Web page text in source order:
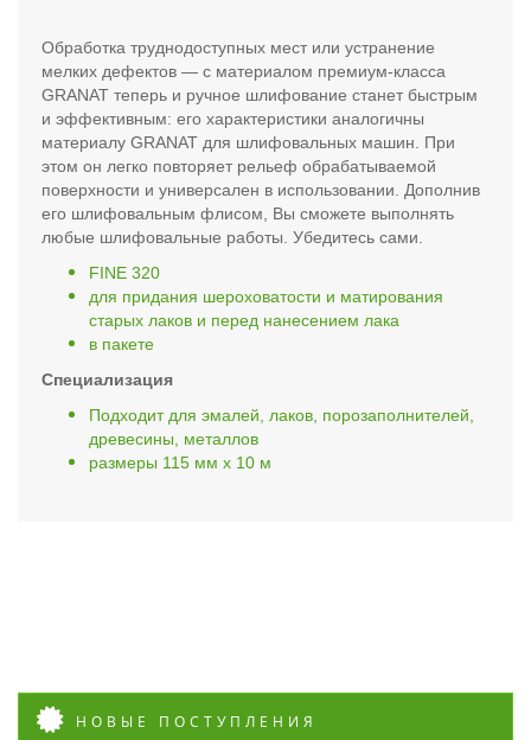
Обработка труднодоступных мест или устранение
мелких дефектов — с материалом премиум-класса
GRANAT теперь и ручное шлифование станет быстрым
и эффективным: его характеристики аналогичны
материалу GRANAT для шлифовальных машин. При
этом он легко повторяет рельеф обрабатываемой
поверхности и универсален в использовании. Дополнив
его шлифовальным флисом, Вы сможете выполнять
любые шлифовальные работы. Убедитесь сами.
FINE 320
для придания шероховатости и матирования
старых лаков и перед нанесением лака
в пакете
Специализация
Подходит для эмалей, лаков, порозаполнителей,
древесины, металлов
размеры 115 мм x 10 м
НОВЫЕ ПОСТУПЛЕНИЯ